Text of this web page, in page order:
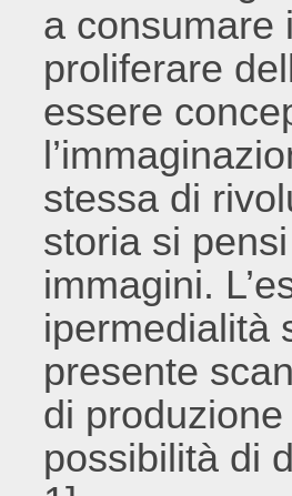
a consumare
proliferare
essere
stessa di
storia si
immagini.
ipermedialità
presente
di
possibilità di